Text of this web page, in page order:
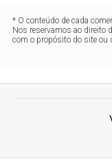
* O conteúdo de cada
Nos reservamos ao direito
com o propósito do site ou